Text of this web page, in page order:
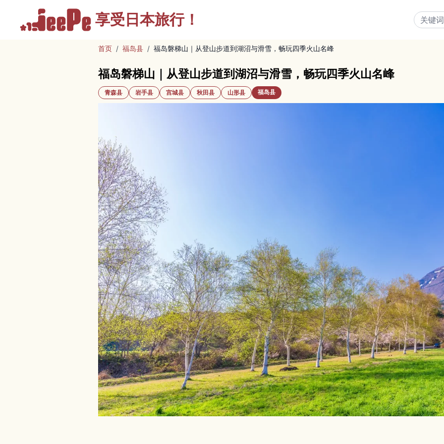
享受 日本旅行！
首页 / 福岛县 / 福岛磐梯山｜从登山步道到湖沼与滑雪，畅玩四季火山名峰
福岛磐梯山｜从登山步道到湖沼与滑雪，畅玩四季火山名峰
青森县 岩手县 宫城县 秋田县 山形县 福岛县